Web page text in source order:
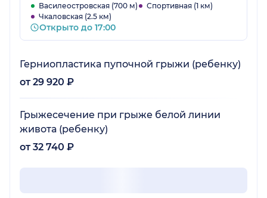
Василеостровская (700 м)
Спортивная (1 км)
Чкаловская (2.5 км)
Открыто до 17:00
Герниопластика пупочной грыжи (ребенку)
от 29 920 ₽
Грыжесечение при грыже белой линии
живота (ребенку)
от 32 740 ₽